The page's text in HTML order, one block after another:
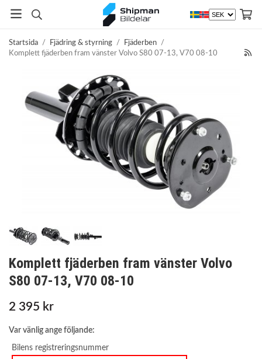
Startsida / Fjädring & styrning / Fjäderben /
Komplett fjäderben fram vänster Volvo S80 07-13, V70 08-10
Komplett fjäderben fram vänster Volvo
S80 07-13, V70 08-10
2 395 kr
Var vänlig ange följande:
Bilens registreringsnummer